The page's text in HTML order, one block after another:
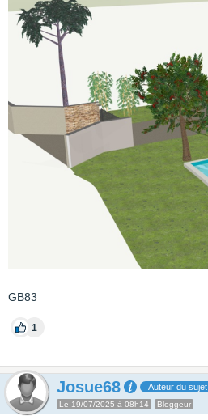
GB83
1
Josue68 Auteur du sujet
Le 19/07/2025 à 08h14 Bloggeur